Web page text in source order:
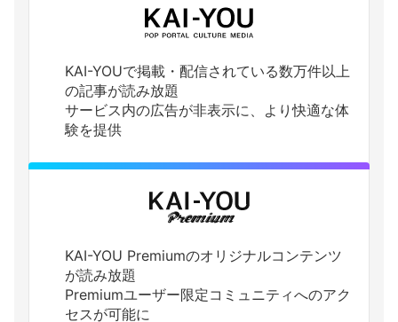
KAI-YOUで掲載・配信されている数万件以上
の記事が読み放題
サービス内の広告が非表示に、より快適な体
験を提供
KAI-YOU Premiumのオリジナルコンテンツ
が読み放題
Premiumユーザー限定コミュニティへのアク
セスが可能に